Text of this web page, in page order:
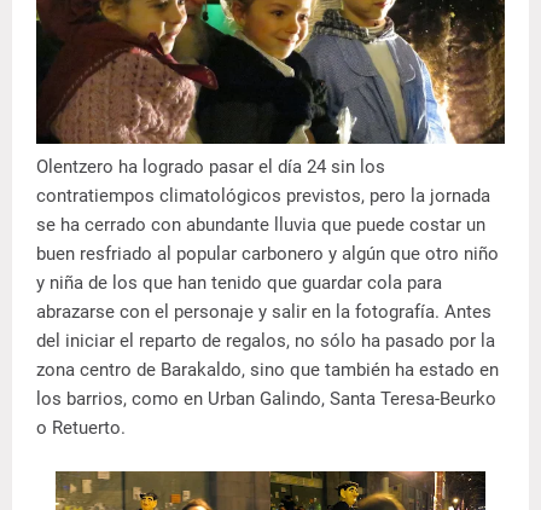
Olentzero ha logrado pasar el día 24 sin los
contratiempos climatológicos previstos, pero la jornada
se ha cerrado con abundante lluvia que puede costar un
buen resfriado al popular carbonero y algún que otro niño
y niña de los que han tenido que guardar cola para
abrazarse con el personaje y salir en la fotografía. Antes
del iniciar el reparto de regalos, no sólo ha pasado por la
zona centro de Barakaldo, sino que también ha estado en
los barrios, como en Urban Galindo, Santa Teresa-Beurko
o Retuerto.